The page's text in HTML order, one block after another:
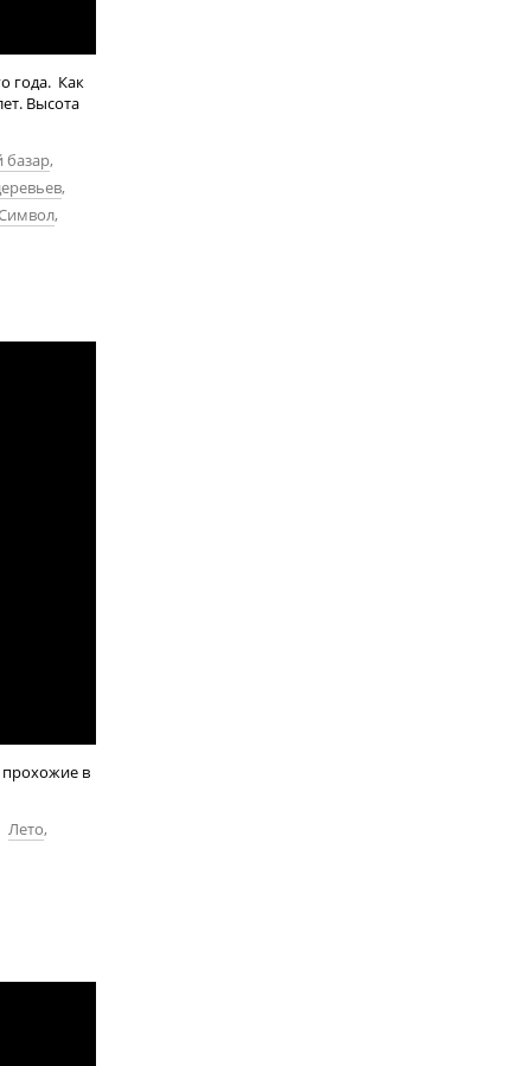
года. Как
Высота
базар,
,
,
прохожие в
Лето,